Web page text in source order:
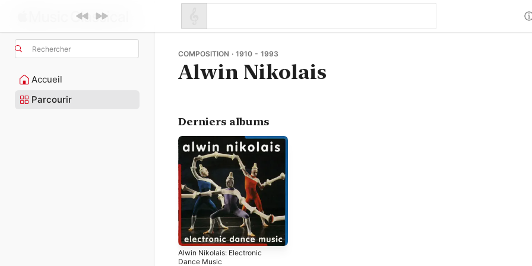
Rechercher
Accueil
Parcourir
COMPOSITION · 1910 - 1993
Alwin Nikolais
Derniers albums
Alwin Nikolais: Electronic
Dance Music